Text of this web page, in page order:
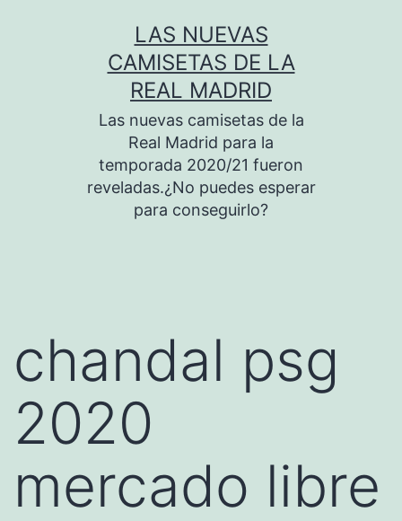
LAS NUEVAS
CAMISETAS DE LA
REAL MADRID
Las nuevas camisetas de la
Real Madrid para la
temporada 2020/21 fueron
reveladas.¿No puedes esperar
para conseguirlo?
chandal psg
2020
mercado libre